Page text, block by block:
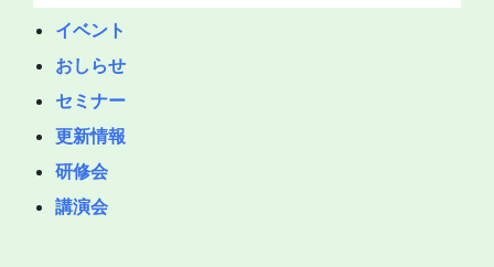
イベント
おしらせ
セミナー
更新情報
研修会
講演会